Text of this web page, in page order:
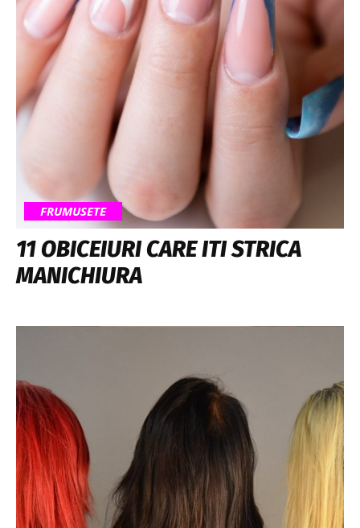
FRUMUSETE
11 OBICEIURI CARE ITI STRICA
MANICHIURA